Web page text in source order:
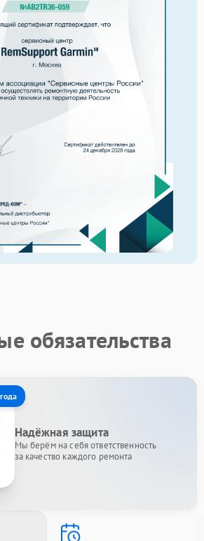
обязательства
Надёжная защита
Мы берём на себя ответственность
за качество каждого ремонта